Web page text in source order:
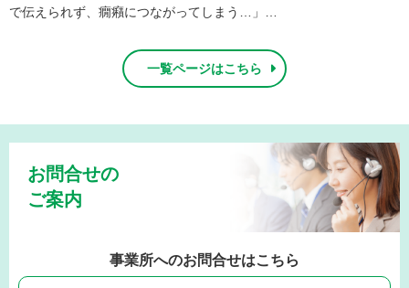
で伝えられず、癇癪につながってしまう…」…
一覧ページはこちら
お問合せの
ご案内
事業所へのお問合せはこちら